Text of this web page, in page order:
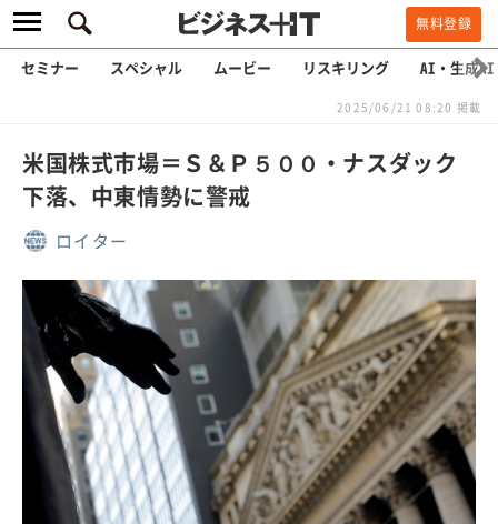
無料登録
セミナー スペシャル ムービー リスキリング AI・生成AI
2025/06/21 08:20 掲載
米国株式市場＝Ｓ＆Ｐ５００・ナスダック
下落、中東情勢に警戒
ロイター